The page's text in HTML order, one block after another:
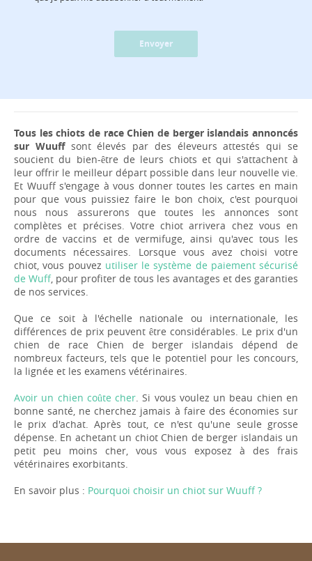
Envoyer
Tous les chiots de race Chien de berger islandais annoncés
sur Wuuffsont élevés par des éleveurs attestés qui se
soucient du bien-être de leurs chiots et qui s'attachent à
leur offrir le meilleur départ possible dans leur nouvelle vie.
Et Wuuff s'engage à vous donner toutes les cartes en main
pour que vous puissiez faire le bon choix, c'est pourquoi
nous nous assurerons que toutes les annonces sont
complètes et précises. Votre chiot arrivera chez vous en
ordre de vaccins et de vermifuge, ainsi qu'avec tous les
documents nécessaires. Lorsque vous avez choisi votre
chiot, vous pouvez utiliser le système de paiement sécurisé
de Wuff, pour profiter de tous les avantages et des garanties
de nos services.
Que ce soit à l'échelle nationale ou internationale, les
différences de prix peuvent être considérables. Le prix d'un
chien de race Chien de berger islandais dépend de
nombreux facteurs, tels que le potentiel pour les concours,
la lignée et les examens vétérinaires.
Avoir un chien coûte cher . Si vous voulez un beau chien en
bonne santé, ne cherchez jamais à faire des économies sur
le prix d'achat. Après tout, ce n'est qu'une seule grosse
dépense. En achetant un chiot Chien de berger islandais un
petit peu moins cher, vous vous exposez à des frais
vétérinaires exorbitants.
En savoir plus : Pourquoi choisir un chiot sur Wuuff ?